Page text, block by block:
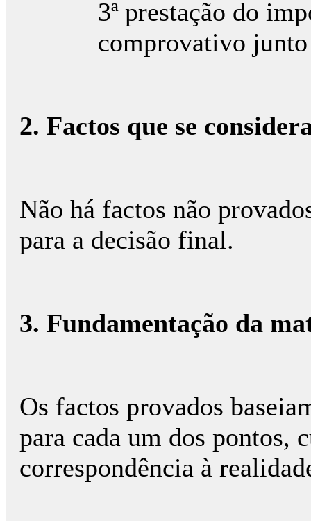
3ª prestação do
comprovativo
2. Factos que se
Não há factos não
para a decisão final.
3. Fundamentação da
Os factos provados
para cada um dos pontos,
correspondência à